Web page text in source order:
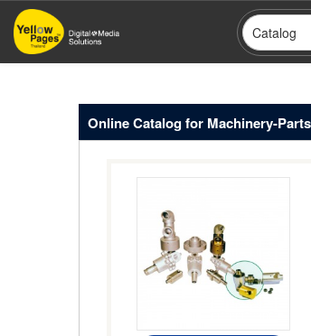
Skip
main
Catalog
Online Catalog for Machinery-